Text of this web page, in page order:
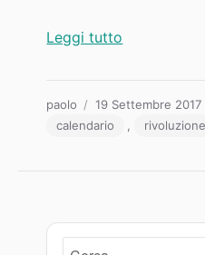
Leggi tutto
Autore
paolo
Pubblicato
il
19 Settembre 2017
calendario
,